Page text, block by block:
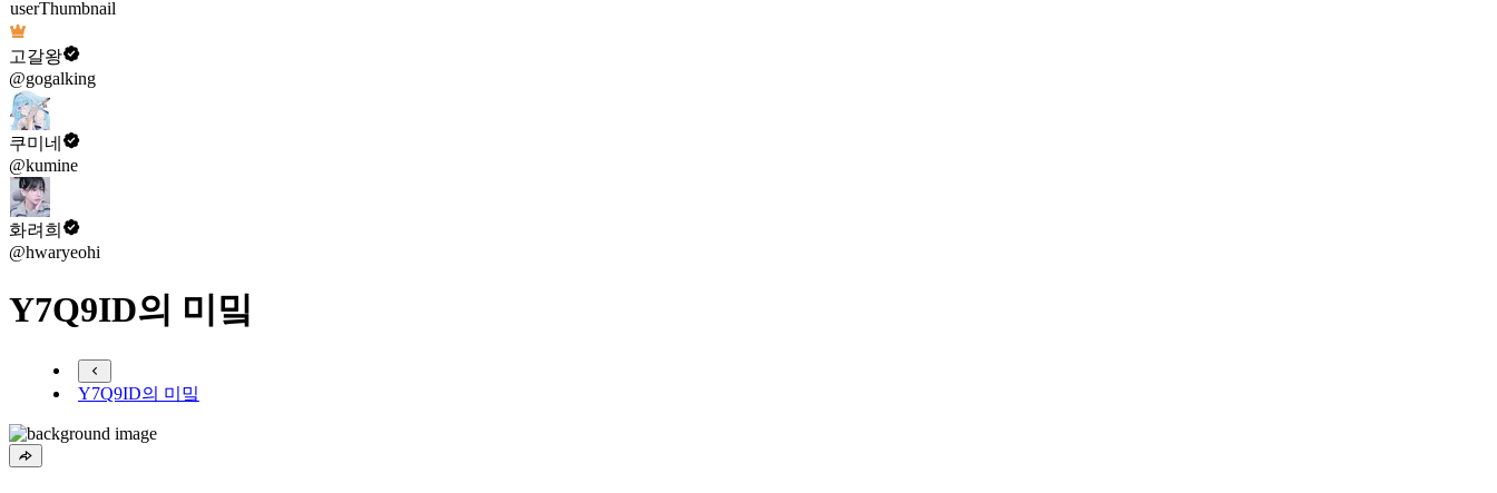
고갈왕
@gogalking
쿠미네
@kumine
화려희
@hwaryeohi
Y7Q9ID의 미밐
Y7Q9ID의 미밐